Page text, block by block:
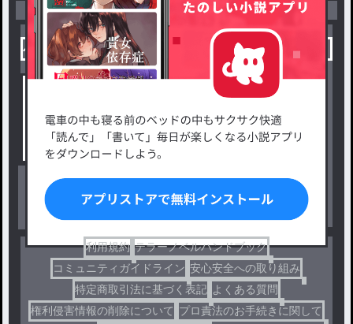
小説を探す
小説コンテスト応募・公募
出版・メディアミックス作品
ジャンルから探す
恋愛・ロマンス
ファンタジー・異世界・SF
ドラマ
利用規約 テラーノベルハンドブック
コミュニティガイドライン 安心安全への取り組み
特定商取引法に基づく表記 よくある質問
権利侵害情報の削除について プロ責法のお手続きに関して